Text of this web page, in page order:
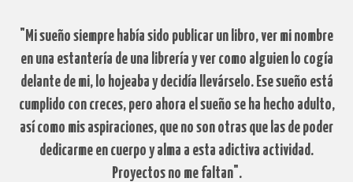
"Mi sueño siempre había sido publicar un libro, ver mi nombre
en una estantería de una librería y ver como alguien lo cogía
delante de mi, lo hojeaba y decidía llevárselo. Ese sueño está
cumplido con creces, pero ahora el sueño se ha hecho adulto,
así como mis aspiraciones, que no son otras que las de poder
dedicarme en cuerpo y alma a esta adictiva actividad.
Proyectos no me faltan".